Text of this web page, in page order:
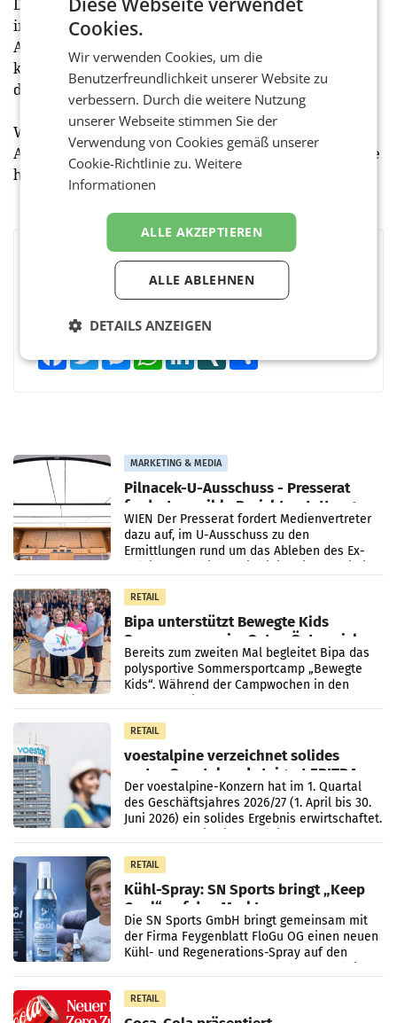
Die Komponenten sind flexibel einsetzbar, so dass
innerhalb der Gebäude und Systeme ohne großen
Aufwand Veränderungen vorgenommen werden
können und die gesamte Infrastruktur entsprechend
dem Bedarf angepasst werden kann.
Weitere Informationen über Digitus und das Conrad-
Angebot für professionelle Gebäudetechnik finden Sie
hier:
Conrad Link
BEWERTEN SIE DIESEN ARTIKEL
MARKETING & MEDIA
Pilnacek-U-Ausschuss - Presserat
fordert sensible Berichterstattung
WIEN Der Presserat fordert Medienvertreter
dazu auf, im U-Ausschuss zu den
Ermittlungen rund um das Ableben des Ex-
RETAIL
Bipa unterstützt Bewegte Kids
Sommercamps im Osten Österreichs
Bereits zum zweiten Mal begleitet Bipa das
polysportive Sommersportcamp „Bewegte
Kids“. Während der Campwochen in den
RETAIL
voestalpine verzeichnet solides
erstes Quartal und steigert EBITDA
Der voestalpine-Konzern hat im 1. Quartal
des Geschäftsjahres 2026/27 (1. April bis 30.
Juni 2026) ein solides Ergebnis erwirtschaftet.
RETAIL
Kühl-Spray: SN Sports bringt „Keep
Cool“ auf den Markt
Die SN Sports GmbH bringt gemeinsam mit
der Firma Feygenblatt FloGu OG einen neuen
Kühl- und Regenerations-Spray auf den
RETAIL
Cookies.
Wir verwenden Cookies, um die
Benutzerfreundlichkeit unserer Website zu
verbessern. Durch die weitere Nutzung
unserer Webseite stimmen Sie der
Verwendung von Cookies gemäß unserer
Cookie-Richtlinie zu.Weitere
Informationen
ALLE AKZEPTIEREN
ALLE ABLEHNEN
DETAILS ANZEIGEN